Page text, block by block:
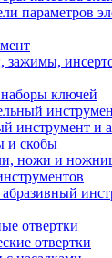
параметров
зажимы,
ключей
инструмент и
и скобы
ножи и
отвертки
отвертки